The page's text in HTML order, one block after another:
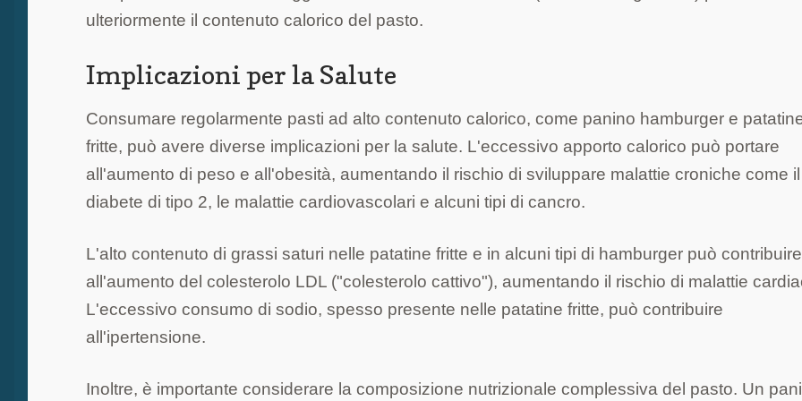
ulteriormente il contenuto calorico del pasto.
Implicazioni per la Salute
Consumare regolarmente pasti ad alto contenuto calorico, come panino hamburger e
fritte, può avere diverse implicazioni per la salute. L'eccessivo apporto calorico può portare
all'aumento di peso e all'obesità, aumentando il rischio di sviluppare malattie croniche come il
diabete di tipo 2, le malattie cardiovascolari e alcuni tipi di cancro.
L'alto contenuto di grassi saturi nelle patatine fritte e in alcuni tipi di hamburger può contribuire
all'aumento del colesterolo LDL ("colesterolo cattivo"), aumentando il rischio di malattie
L'eccessivo consumo di sodio, spesso presente nelle patatine fritte, può contribuire
all'ipertensione.
Inoltre, è importante considerare la composizione nutrizionale complessiva del pasto. Un